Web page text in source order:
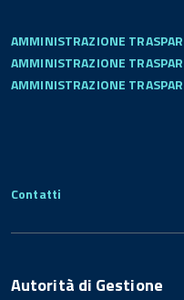
AMMINISTRAZIONE
AMMINISTRAZIONE
AMMINISTRAZIONE
Contatti
Autorità di Gestione